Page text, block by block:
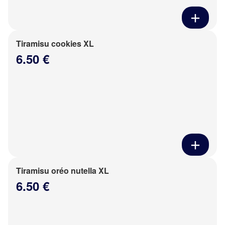
Tiramisu cookies XL
6.50 €
Tiramisu oréo nutella XL
6.50 €